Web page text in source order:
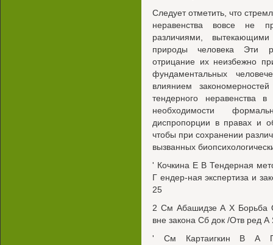
Следует отметить, что
неравенства вовсе не
различиями,
природы человека Эти
отрицание их неизбежно
фундаментальных
влиянием
тендерного неравенства
необходимости
диспропорции в правах и
чтобы при сохранении
вызванных
' Кочкина Е В Тендерная
Г ендер-ная экспертиза и
25
2 См Абашидзе А X Борьба
вне закона Сб док /Отв ред
' См Картаигкин В А